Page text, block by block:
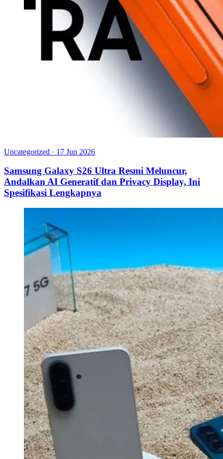
Uncategorized · 17 Jun 2026
Samsung Galaxy S26 Ultra Resmi Meluncur,
Andalkan AI Generatif dan Privacy Display, Ini
Spesifikasi Lengkapnya